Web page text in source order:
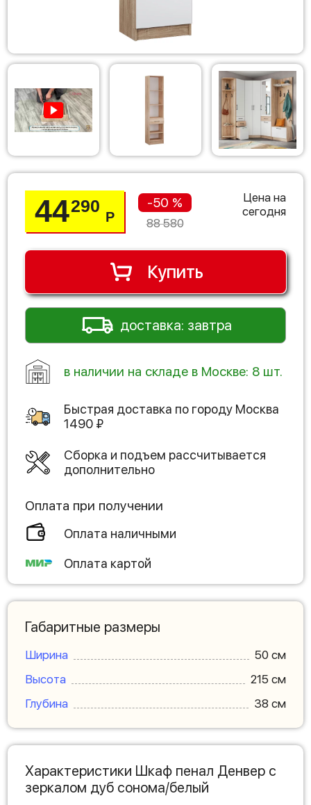
44290
Р
-50 %
88 580
Цена на
сегодня
Купить
доставка: завтра
в наличии на складе в Москве: 8 шт.
Быстрая доставка по городу Москва
1490 ₽
Сборка и подъем рассчитывается
дополнительно
Оплата при получении
Оплата наличными
Оплата картой
Габаритные размеры
Ширина
50 см
Высота
215 см
Глубина
38 см
Характеристики Шкаф пенал Денвер с
зеркалом дуб сонома/белый